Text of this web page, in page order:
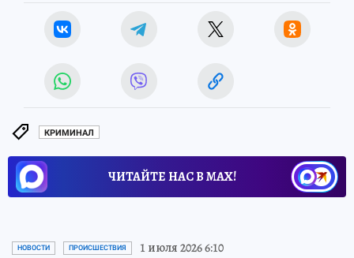
КРИМИНАЛ
ЧИТАЙТЕ НАС В МАХ!
НОВОСТИ ПРОИСШЕСТВИЯ 1 июля 2026 6:10